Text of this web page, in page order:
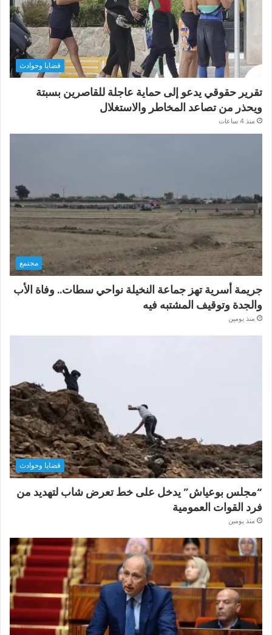
قضايا وحوادث
تقرير حقوقي يدعو إلى حماية عاجلة للقاصرين بسبتة
ويحذر من تصاعد المخاطر والاستغلال
منذ 4 ساعات
مجتمع
جريمة أسرية تهز جماعة النخيلة نواحي سطات.. وفاة الأب
والجدة وتوقيف المشتبه فيه
منذ يومين
قضايا وحوادث
“مجلس بوعياش” يدخل على خط تعرض شاب لتهديد من
فرد القوات العمومية
منذ يومين